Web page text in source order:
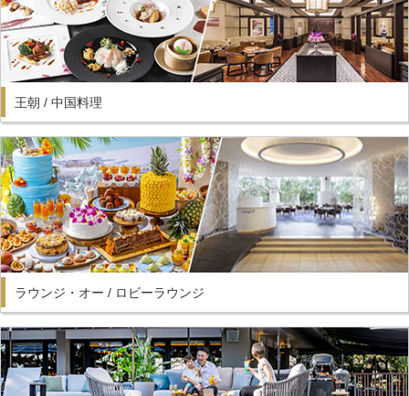
王朝 / 中国料理
ラウンジ・オー / ロビーラウンジ